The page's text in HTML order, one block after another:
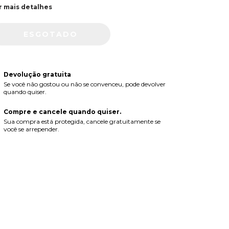
mais detalhes
Devolução gratuita
Se você não gostou ou não se convenceu, pode devolver
quando quiser.
Compre e cancele quando quiser.
Sua compra está protegida, cancele gratuitamente se
você se arrepender.